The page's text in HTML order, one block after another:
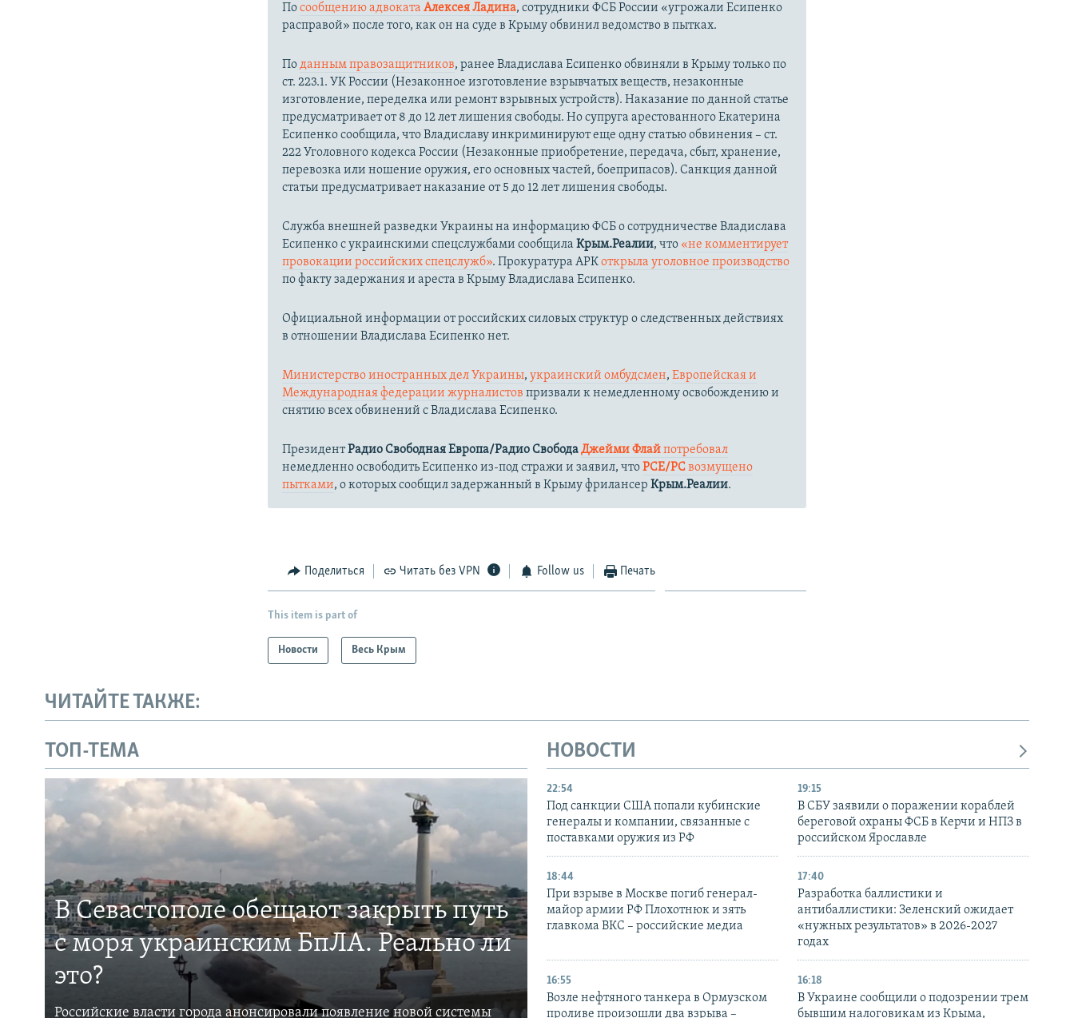
Посообщению адвокатаАлексея Ладина, сотрудники ФСБ России «угрожали Есипенко
расправой» после того, как он на суде в Крыму обвинил ведомство в пытках.
Поданным правозащитников, ранее Владислава Есипенко обвиняли в Крыму только по
ст. 223.1. УК России (Незаконное изготовление взрывчатых веществ, незаконные
изготовление, переделка или ремонт взрывных устройств). Наказание по данной статье
предусматривает от 8 до 12 лет лишения свободы. Но супруга арестованного Екатерина
Есипенко сообщила, что Владиславу инкриминируют еще одну статью обвинения – ст.
222 Уголовного кодекса России (Незаконные приобретение, передача, сбыт, хранение,
перевозка или ношение оружия, его основных частей, боеприпасов). Санкция данной
статьи предусматривает наказание от 5 до 12 лет лишения свободы.
Служба внешней разведки Украины на информацию ФСБ о сотрудничестве Владислава
Есипенко с украинскими спецслужбами сообщилаКрым.Реалии, что «не комментирует
провокации российских спецслужб». Прокуратура АРКоткрыла уголовное производство
по факту задержания и ареста в Крыму Владислава Есипенко.
Официальной информации от российских силовых структур о следственных действиях
в отношении Владислава Есипенко нет.
Министерство иностранных дел Украины,украинский омбудсмен,Европейская и
Международная федерации журналистов призвали к немедленному освобождению и
снятию всех обвинений с Владислава Есипенко.
ПрезидентРадио Свободная Европа/Радио СвободаДжейми Флайпотребовал
немедленно освободить Есипенко из-под стражи и заявил, чтоРСЕ/РСвозмущено
пытками, о которых сообщил задержанный в Крыму фрилансерКрым.Реалии.
Поделиться Читать без VPN Follow us Печать
This item is part of
Новости Весь Крым
ЧИТАЙТЕ ТАКЖЕ:
ТОП-ТЕМА
В Севастополе обещают закрыть путь
с моря украинским БпЛА. Реально ли
это?
Российские власти города анонсировали появление новой системы
НОВОСТИ
22:54
Под санкции США попали кубинские
генералы и компании, связанные с
поставками оружия из РФ
19:15
В СБУ заявили о поражении кораблей
береговой охраны ФСБ в Керчи и НПЗ в
российском Ярославле
18:44
При взрыве в Москве погиб генерал-
майор армии РФ Плохотнюк и зять
главкома ВКС – российские медиа
17:40
Разработка баллистики и
антибаллистики: Зеленский ожидает
«нужных результатов» в 2026-2027
годах
16:55
Возле нефтяного танкера в Ормузском
проливе произошли два взрыва –
16:18
В Украине сообщили о подозрении трем
бывшим налоговикам из Крыма,